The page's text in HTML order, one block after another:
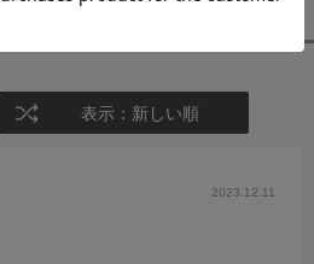
スタッフレビュー
表示：新しい順
2023.12.11